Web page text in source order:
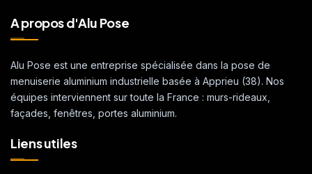
A propos d'Alu Pose
Alu Pose est une entreprise spécialisée dans la pose de
menuiserie aluminium industrielle basée à Apprieu (38). Nos
équipes interviennent sur toute la France : murs-rideaux,
façades, fenêtres, portes aluminium.
Liens utiles